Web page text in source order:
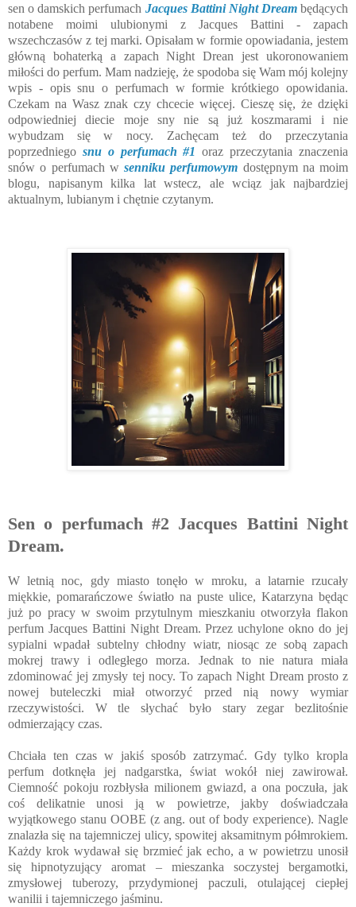
sen o damskich perfumach Jacques Battini Night Dreambędących
notabene moimi ulubionymi z Jacques Battini - zapach
wszechczasów z tej marki. Opisałam w formie opowiadania, jestem
główną bohaterką a zapach Night Drean jest ukoronowaniem
miłości do perfum. Mam nadzieję, że spodoba się Wam mój kolejny
wpis - opis snu o perfumach w formie krótkiego opowidania.
Czekam na Wasz znak czy chcecie więcej. Cieszę się, że dzięki
odpowiedniej diecie moje sny nie są już koszmarami i nie
wybudzam się w nocy. Zachęcam też do przeczytania
poprzedniego snu o perfumach #1 oraz przeczytania znaczenia
snów o perfumach w senniku perfumowym dostępnym na moim
blogu, napisanym kilka lat wstecz, ale wciąz jak najbardziej
aktualnym, lubianym i chętnie czytanym.
Sen o perfumach #2 Jacques Battini Night
Dream.
W letnią noc, gdy miasto tonęło w mroku, a latarnie rzucały
miękkie, pomarańczowe światło na puste ulice, Katarzyna będąc
już po pracy w swoim przytulnym mieszkaniu otworzyła flakon
perfum Jacques Battini Night Dream. Przez uchylone okno do jej
sypialni wpadał subtelny chłodny wiatr, niosąc ze sobą zapach
mokrej trawy i odległego morza. Jednak to nie natura miała
zdominować jej zmysły tej nocy. To zapach Night Dream prosto z
nowej buteleczki miał otworzyć przed nią nowy wymiar
rzeczywistości. W tle słychać było stary zegar bezlitośnie
odmierzający czas.
Chciała ten czas w jakiś sposób zatrzymać. Gdy tylko kropla
perfum dotknęła jej nadgarstka, świat wokół niej zawirował.
Ciemność pokoju rozbłysła milionem gwiazd, a ona poczuła, jak
coś delikatnie unosi ją w powietrze, jakby doświadczała
wyjątkowego stanu OOBE (z ang. out of body experience). Nagle
znalazła się na tajemniczej ulicy, spowitej aksamitnym półmrokiem.
Każdy krok wydawał się brzmieć jak echo, a w powietrzu unosił
się hipnotyzujący aromat – mieszanka soczystej bergamotki,
zmysłowej tuberozy, przydymionej paczuli, otulającej ciepłej
wanilii i tajemniczego jaśminu.